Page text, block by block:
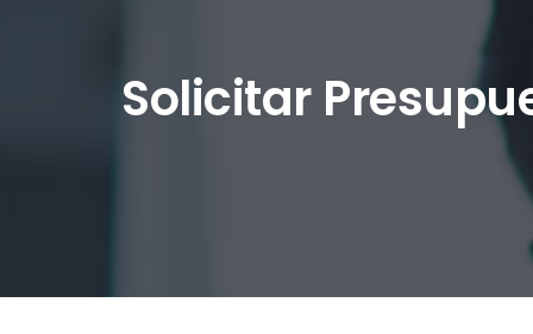
Solicitar